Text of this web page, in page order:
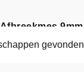
9mm
gevonden